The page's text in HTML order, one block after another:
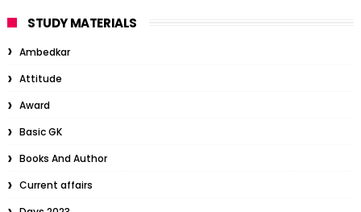
STUDY MATERIALS
Ambedkar
Attitude
Award
Basic GK
Books And Author
Current affairs